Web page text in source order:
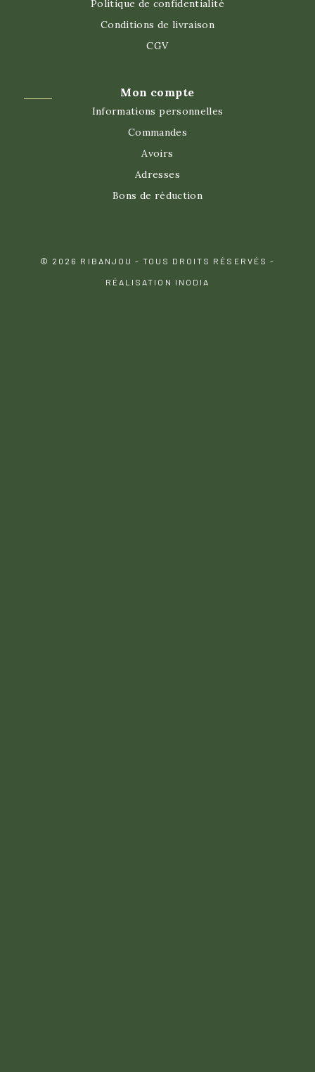
Politique de confidentialité
Conditions de livraison
CGV
Mon compte
Informations personnelles
Commandes
Avoirs
Adresses
Bons de réduction
© 2026 RIBANJOU - TOUS DROITS RÉSERVÉS -
RÉALISATION INODIA